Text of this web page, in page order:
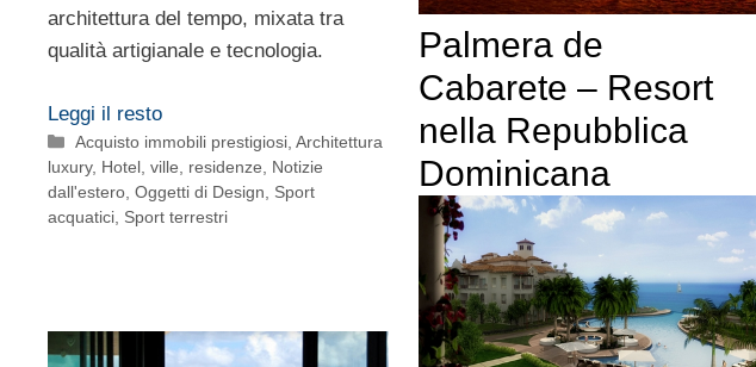
architettura del tempo, mixata tra
qualità artigianale e tecnologia.
Leggi il resto
Categorie
Acquisto immobili prestigiosi ,Architettura
luxury, Hotel, ville, residenze
Notizie
dall'estero Oggetti di Design
Sport
acquatici Sport terrestri
Palmera de
Cabarete – Resort
nella Repubblica
Dominicana